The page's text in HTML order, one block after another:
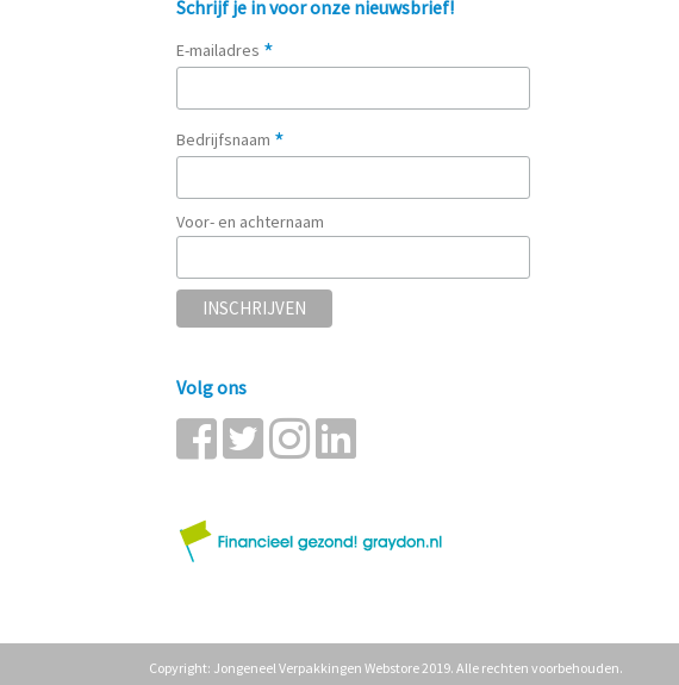
Schrijf je in voor onze nieuwsbrief!
E-mailadres *
Bedrijfsnaam *
Voor- en achternaam
Volg ons
Copyright: Jongeneel Verpakkingen Webstore 2019. Alle rechten voorbehouden.